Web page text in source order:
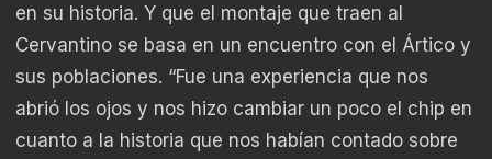
en su historia. Y que el montaje que traen al
Cervantino se basa en un encuentro con el Ártico y
sus poblaciones. “Fue una experiencia que nos
abrió los ojos y nos hizo cambiar un poco el chip en
cuanto a la historia que nos habían contado sobre